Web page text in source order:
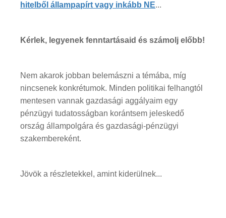
hitelből állampapírt vagy inkább NE...
Kérlek, legyenek fenntartásaid és számolj előbb!
Nem akarok jobban belemászni a témába, míg
nincsenek konkrétumok. Minden politikai felhangtól
mentesen vannak gazdasági aggályaim egy
pénzügyi tudatosságban korántsem jeleskedő
ország állampolgára és gazdasági-pénzügyi
szakembereként.
Jövök a részletekkel, amint kiderülnek...